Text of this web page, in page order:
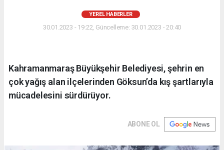
YEREL HABERLER
30.01.2023 - 19:22, Güncelleme: 30.01.2023 - 20:40
Kahramanmaraş Büyükşehir Belediyesi, şehrin en
çok yağış alan ilçelerinden Göksun’da kış şartlarıyla
mücadelesini sürdürüyor.
ABONE OL